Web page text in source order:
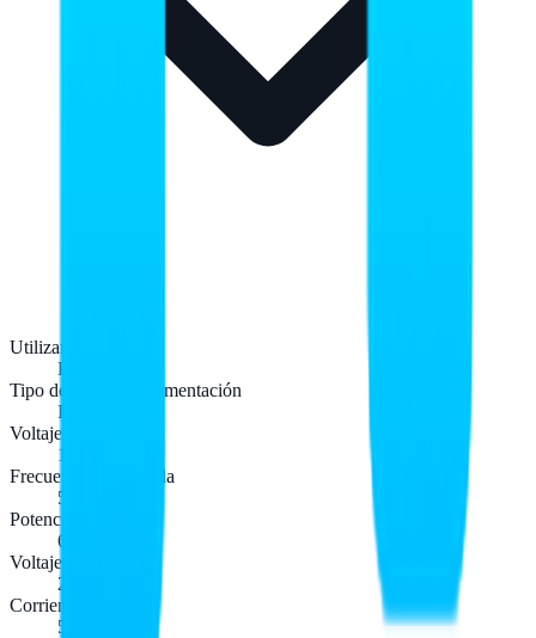
Utilizar con
Portátil
Tipo de fuente de alimentación
Interior
Voltaje de entrada
100 - 240 V
Frecuencia de entrada
50 - 60 Hz
Potencia de salida
65 W
Voltaje de salida
20 V
Corriente de salida
5 A